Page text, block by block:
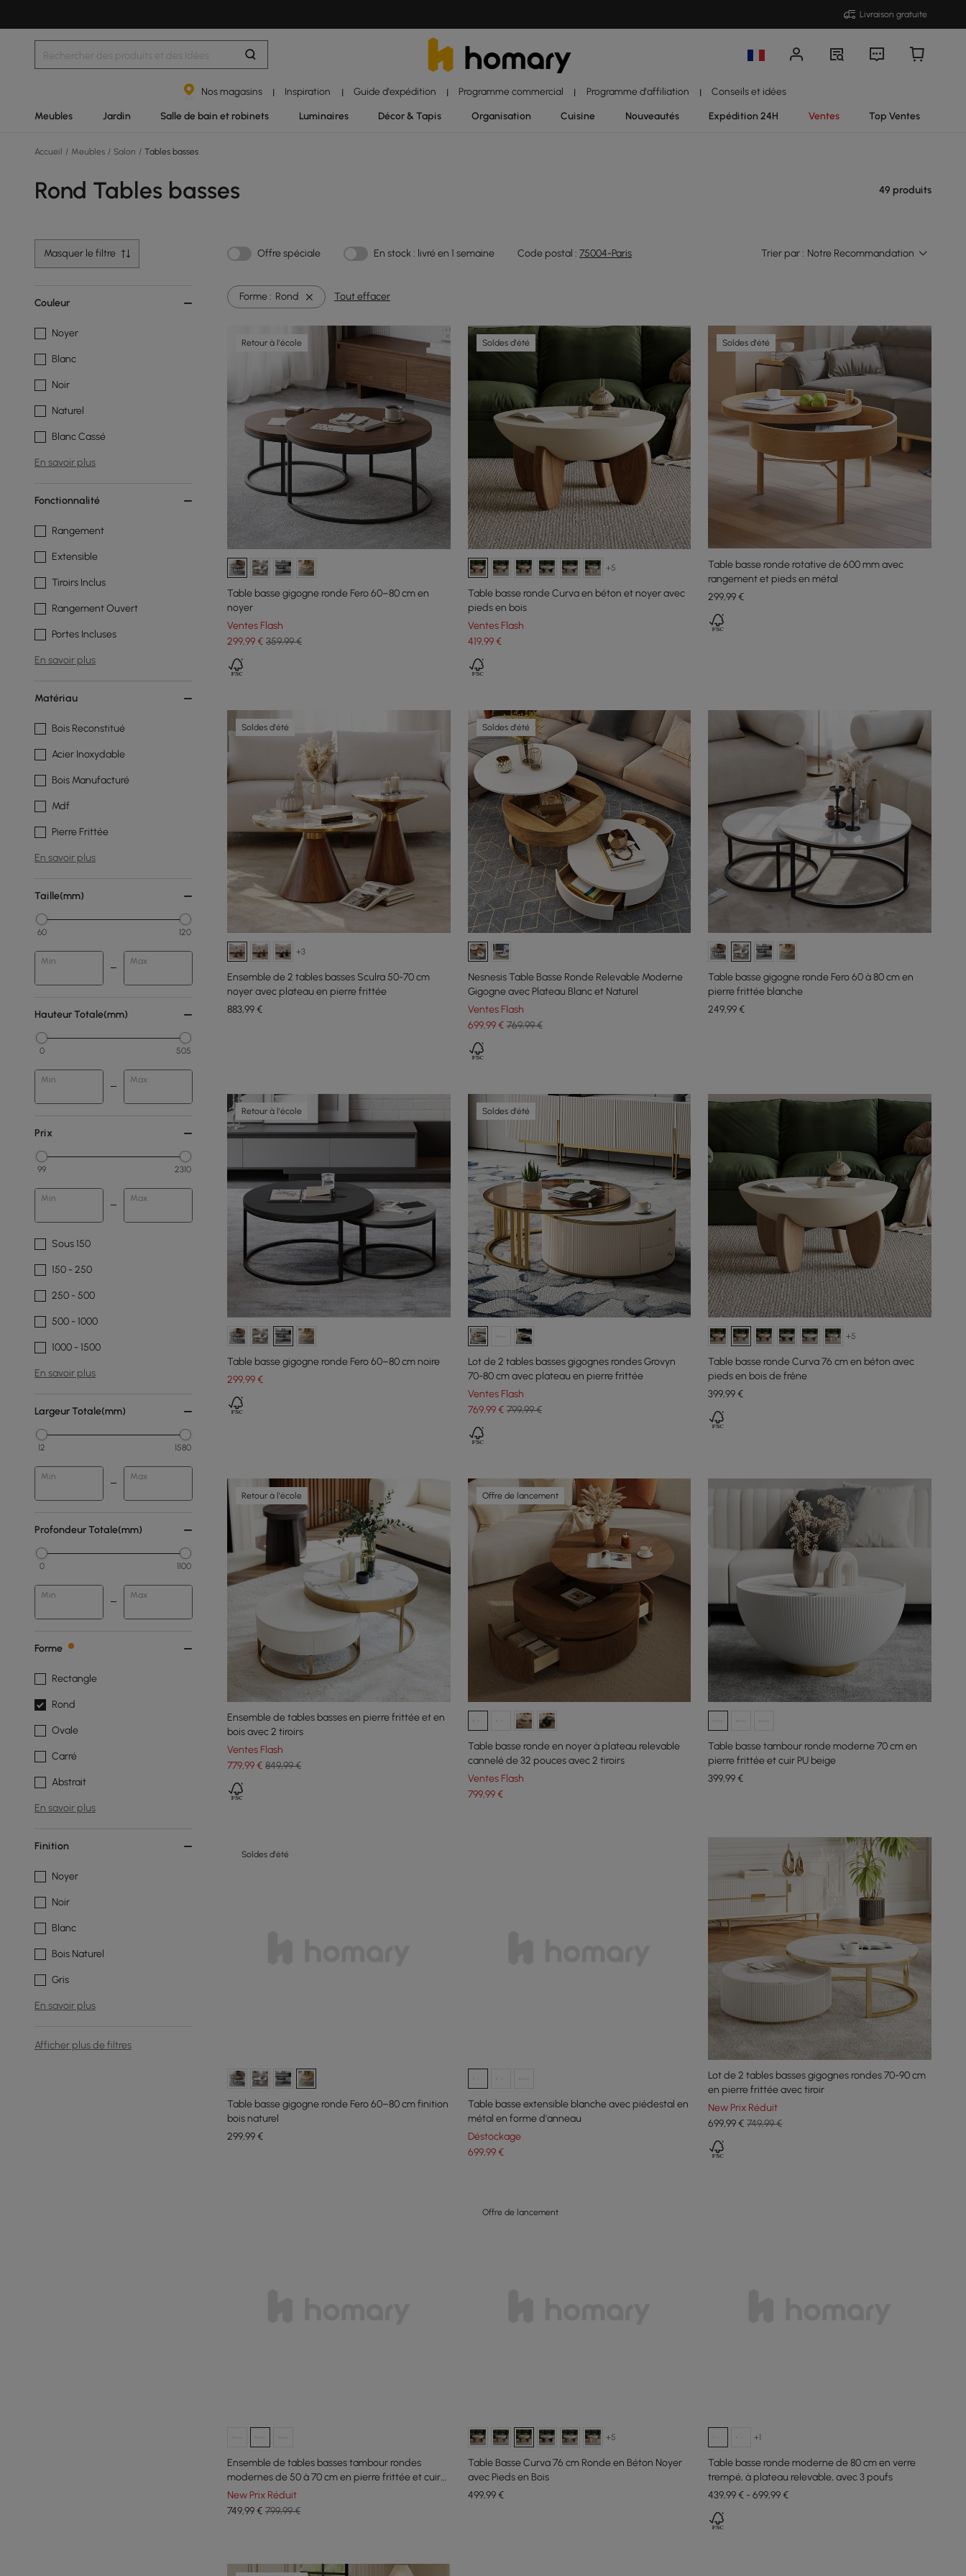
Livraison gratuite
Nos magasins | Inspiration | Guide d'expédition | Programme commercial | Programme d'affiliation | Conseils et idées
Meubles Jardin Salle de bain et robinets Luminaires Décor & Tapis Organisation Cuisine Nouveautés Expédition 24H Ventes Top Ventes
Accueil / Meubles / Salon / Tables basses
Rond Tables basses 49 produits
Masquer le filtre Offre spéciale En stock : livré en 1 semaine Code postal : 75004-Paris Trier par : Notre Recommandation
Couleur
Noyer
Blanc
Noir
Naturel
Blanc Cassé
En savoir plus
Fonctionnalité
Rangement
Extensible
Tiroirs Inclus
Rangement Ouvert
Portes Incluses
En savoir plus
Matériau
Bois Reconstitué
Acier Inoxydable
Bois Manufacturé
Mdf
Pierre Frittée
En savoir plus
Taille(mm)
60 120
Min Max
Hauteur Totale(mm)
0 505
Min Max
Prix
99 2310
Min Max
Sous 150
150 - 250
250 - 500
500 - 1000
1000 - 1500
En savoir plus
Largeur Totale(mm)
12 1580
Min Max
Profondeur Totale(mm)
0 1100
Min Max
Forme
Rectangle
Rond
Ovale
Carré
Abstrait
En savoir plus
Finition
Noyer
Noir
Blanc
Bois Naturel
Gris
En savoir plus
Afficher plus de filtres
Forme : Rond Tout effacer
Retour à l'école
Table basse gigogne ronde Fero 60–80 cm en
noyer
Ventes Flash
299,99€ 359,99 €
Soldes d'été
+5
Table basse ronde Curva en béton et noyer avec
pieds en bois
Ventes Flash
419,99€
Soldes d'été
Table basse ronde rotative de 600 mm avec
rangement et pieds en métal
299,99€
Soldes d'été
+3
Ensemble de 2 tables basses Sculra 50-70 cm
noyer avec plateau en pierre frittée
883,99€
Soldes d'été
Nesnesis Table Basse Ronde Relevable Moderne
Gigogne avec Plateau Blanc et Naturel
Ventes Flash
699,99€ 769,99 €
Table basse gigogne ronde Fero 60 à 80 cm en
pierre frittée blanche
249,99€
Retour à l'école
Table basse gigogne ronde Fero 60–80 cm noire
299,99€
Soldes d'été
Lot de 2 tables basses gigognes rondes Grovyn
70-80 cm avec plateau en pierre frittée
Ventes Flash
769,99€ 799,99 €
+5
Table basse ronde Curva 76 cm en béton avec
pieds en bois de frêne
399,99€
Retour à l'école
Ensemble de tables basses en pierre frittée et en
bois avec 2 tiroirs
Ventes Flash
779,99€ 849,99 €
Offre de lancement
Table basse ronde en noyer à plateau relevable
cannelé de 32 pouces avec 2 tiroirs
Ventes Flash
799,99€
Table basse tambour ronde moderne 70 cm en
pierre frittée et cuir PU beige
399,99€
Soldes d'été
Table basse gigogne ronde Fero 60–80 cm finition
bois naturel
299,99€
Table basse extensible blanche avec piédestal en
métal en forme d'anneau
Déstockage
699,99€
Lot de 2 tables basses gigognes rondes 70-90 cm
en pierre frittée avec tiroir
New Prix Réduit
699,99€ 749,99 €
Ensemble de tables basses tambour rondes
modernes de 50 à 70 cm en pierre frittée et cuir
PU beige et grise
New Prix Réduit
749,99€ 799,99 €
Offre de lancement
+5
Table Basse Curva 76 cm Ronde en Béton Noyer
avec Pieds en Bois
499,99€
+1
Table basse ronde moderne de 80 cm en verre
trempé, à plateau relevable, avec 3 poufs
439,99 € - 699,99 €